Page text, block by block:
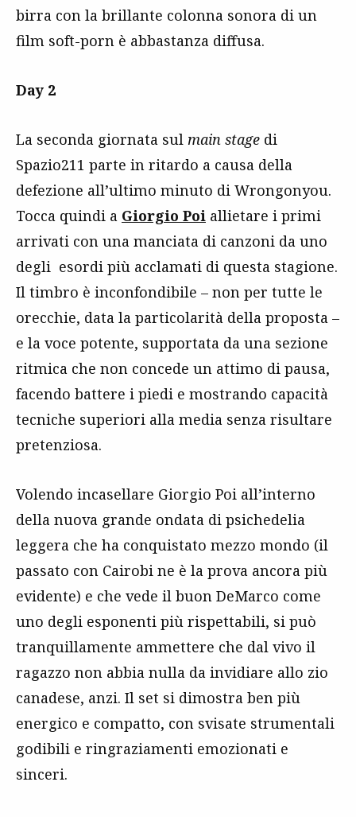
birra con la brillante colonna sonora di un
film soft-porn è abbastanza diffusa.
Day 2
La seconda giornata sul main stage di
Spazio211 parte in ritardo a causa della
defezione all’ultimo minuto di Wrongonyou.
Tocca quindi a Giorgio Poi allietare i primi
arrivati con una manciata di canzoni da uno
degli esordi più acclamati di questa stagione.
Il timbro è inconfondibile – non per tutte le
orecchie, data la particolarità della proposta –
e la voce potente, supportata da una sezione
ritmica che non concede un attimo di pausa,
facendo battere i piedi e mostrando capacità
tecniche superiori alla media senza risultare
pretenziosa.
Volendo incasellare Giorgio Poi all’interno
della nuova grande ondata di psichedelia
leggera che ha conquistato mezzo mondo (il
passato con Cairobi ne è la prova ancora più
evidente) e che vede il buon DeMarco come
uno degli esponenti più rispettabili, si può
tranquillamente ammettere che dal vivo il
ragazzo non abbia nulla da invidiare allo zio
canadese, anzi. Il set si dimostra ben più
energico e compatto, con svisate strumentali
godibili e ringraziamenti emozionati e
sinceri.